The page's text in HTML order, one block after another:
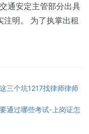
通安定主管部分出具
明。 为了执掌出租
三个坑1217找律师律师
通过哪些考试-上岗证怎